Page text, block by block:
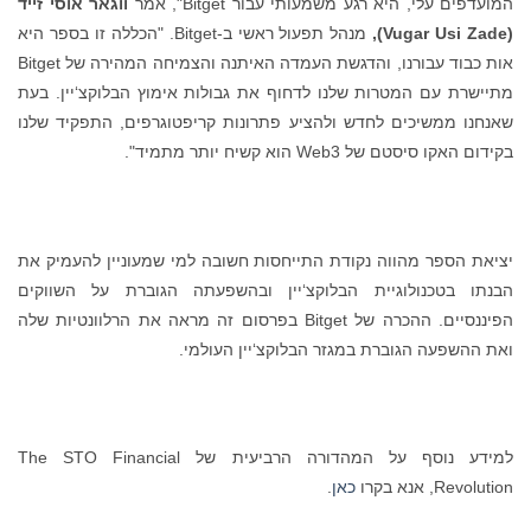
Vugar Usi Zade
),
מנהל תפעול ראשי ב-Bitget. "הכללה זו בספר היא
אות כבוד עבורנו, והדגשת העמדה האיתנה והצמיחה המהירה של Bitget
מתיישרת עם המטרות שלנו לדחוף את גבולות אימוץ הבלוקצ‘יין. בעת
שאנחנו ממשיכים לחדש ולהציע פתרונות קריפטוגרפים, התפקיד שלנו
בקידום האקו סיסטם של Web3 הוא קשיח יותר מתמיד".
יציאת הספר מהווה נקודת התייחסות חשובה למי שמעוניין להעמיק את
הבנתו בטכנולוגיית הבלוקצ‘יין ובהשפעתה הגוברת על השווקים
הפיננסיים. ההכרה של Bitget בפרסום זה מראה את הרלוונטיות שלה
ואת ההשפעה הגוברת במגזר הבלוקצ‘יין העולמי.
למידע נוסף על המהדורה הרביעית של The STO Financial
Revolution, אנא בקרו
כאן.